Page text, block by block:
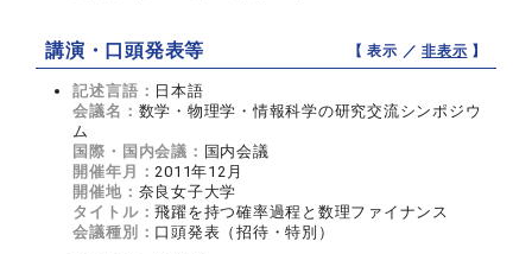
講演・口頭発表等 【 表示 ／非表示 】
記述言語： 日本語
会議名： 数学・物理学・情報科学の研究交流シンポジウ
ム
国際・国内会議： 国内会議
開催年月：2011年12月
開催地： 奈良女子大学
タイトル：飛躍を持つ確率過程と数理ファイナンス
会議種別： 口頭発表（招待・特別）